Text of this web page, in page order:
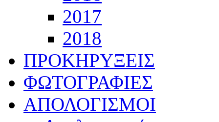
2017
2018
ΠΡΟΚΗΡΥΞΕΙΣ
ΦΩΤΟΓΡΑΦΙΕΣ
ΑΠΟΛΟΓΙΣΜΟΙ